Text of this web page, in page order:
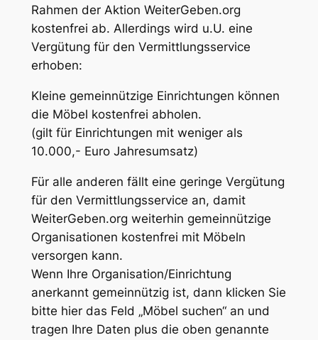
Rahmen der Aktion WeiterGeben.org
kostenfrei ab. Allerdings wird u.U. eine
Vergütung für den Vermittlungsservice
erhoben:
Kleine gemeinnützige Einrichtungen können
die Möbel kostenfrei abholen.
(gilt für Einrichtungen mit weniger als
10.000,- Euro Jahresumsatz)
Für alle anderen fällt eine geringe Vergütung
für den Vermittlungsservice an, damit
WeiterGeben.org weiterhin gemeinnützige
Organisationen kostenfrei mit Möbeln
versorgen kann.
Wenn Ihre Organisation/Einrichtung
anerkannt gemeinnützig ist, dann klicken Sie
bitte hier das Feld „Möbel suchen“ an und
tragen Ihre Daten plus die oben genannte